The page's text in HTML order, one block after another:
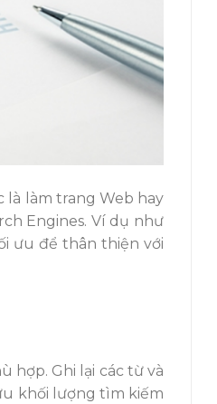
là làm trang Web hay
Engines. Ví dụ như
ưu để thân thiện với
hợp. Ghi lại các từ và
khối lượng tìm kiếm